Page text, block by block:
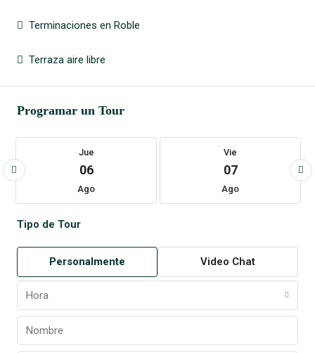
Terminaciones en Roble
Terraza aire libre
Programar un Tour
Jue
06
Ago
Vie
07
Ago
Tipo de Tour
Personalmente Video Chat
Hora